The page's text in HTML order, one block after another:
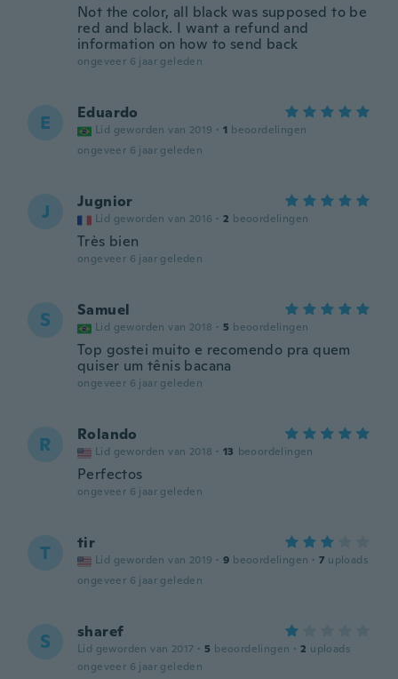
Not the color, all black was supposed to be
red and black. I want a refund and
information on how to send back
ongeveer 6 jaar geleden
E Eduardo
Lid geworden van 2019 · 1 beoordelingen
ongeveer 6 jaar geleden
J Jugnior
Lid geworden van 2016 · 2 beoordelingen
Très bien
ongeveer 6 jaar geleden
S Samuel
Lid geworden van 2018 · 5 beoordelingen
Top gostei muito e recomendo pra quem
quiser um tênis bacana
ongeveer 6 jaar geleden
R Rolando
Lid geworden van 2018 · 13 beoordelingen
Perfectos
ongeveer 6 jaar geleden
T tir
Lid geworden van 2019 · 9 beoordelingen · 7 uploads
ongeveer 6 jaar geleden
S sharef
Lid geworden van 2017 · 5 beoordelingen · 2 uploads
ongeveer 6 jaar geleden